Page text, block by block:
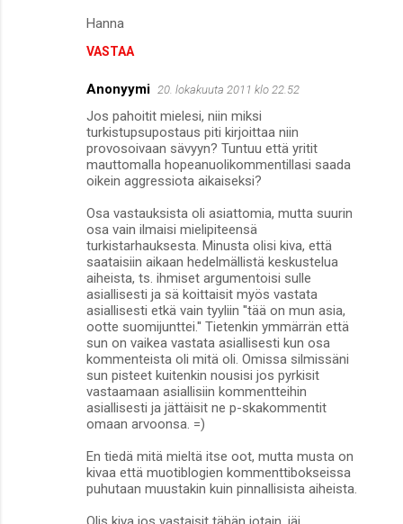
Hanna
VASTAA
Anonyymi 20. lokakuuta 2011 klo 22.52
Jos pahoitit mielesi, niin miksi
turkistupsupostaus piti kirjoittaa niin
provosoivaan sävyyn? Tuntuu että yritit
mauttomalla hopeanuolikommentillasi saada
oikein aggressiota aikaiseksi?
Osa vastauksista oli asiattomia, mutta suurin
osa vain ilmaisi mielipiteensä
turkistarhauksesta. Minusta olisi kiva, että
saataisiin aikaan hedelmällistä keskustelua
aiheista, ts. ihmiset argumentoisi sulle
asiallisesti ja sä koittaisit myös vastata
asiallisesti etkä vain tyyliin ''tää on mun asia,
ootte suomijunttei.'' Tietenkin ymmärrän että
sun on vaikea vastata asiallisesti kun osa
kommenteista oli mitä oli. Omissa silmissäni
sun pisteet kuitenkin nousisi jos pyrkisit
vastaamaan asiallisiin kommentteihin
asiallisesti ja jättäisit ne p-skakommentit
omaan arvoonsa. =)
En tiedä mitä mieltä itse oot, mutta musta on
kivaa että muotiblogien kommenttibokseissa
puhutaan muustakin kuin pinnallisista aiheista.